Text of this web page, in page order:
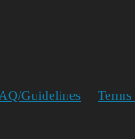
Guidelines